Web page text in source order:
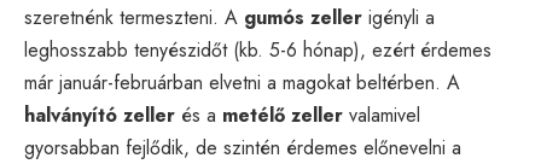
szeretnénk termeszteni. A gumós zeller igényli a
leghosszabb tenyészidőt (kb. 5-6 hónap), ezért érdemes
már január-februárban elvetni a magokat beltérben. A
halványító zeller és a metélő zeller valamivel
gyorsabban fejlődik, de szintén érdemes előnevelni a